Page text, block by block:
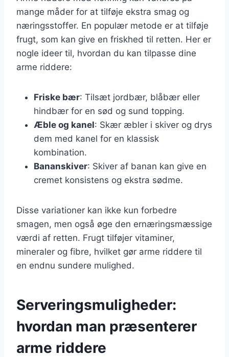
mange måder for at tilføje ekstra smag og
næringsstoffer. En populær metode er at tilføje
frugt, som kan give en friskhed til retten. Her er
nogle ideer til, hvordan du kan tilpasse dine
arme riddere:
Friske bær: Tilsæt jordbær, blåbær eller
hindbær for en sød og sund topping.
Æble og kanel: Skær æbler i skiver og drys
dem med kanel for en klassisk
kombination.
Bananskiver: Skiver af banan kan give en
cremet konsistens og ekstra sødme.
Disse variationer kan ikke kun forbedre
smagen, men også øge den ernæringsmæssige
værdi af retten. Frugt tilføjer vitaminer,
mineraler og fibre, hvilket gør arme riddere til
en endnu sundere mulighed.
Serveringsmuligheder:
hvordan man præsenterer
arme riddere